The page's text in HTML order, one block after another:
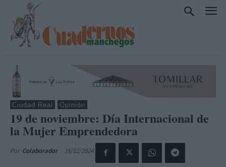
Ciudad Real Opinión
19 de noviembre: Día Internacional de
la Mujer Emprendedora
Por Colaborador 18/12/2024